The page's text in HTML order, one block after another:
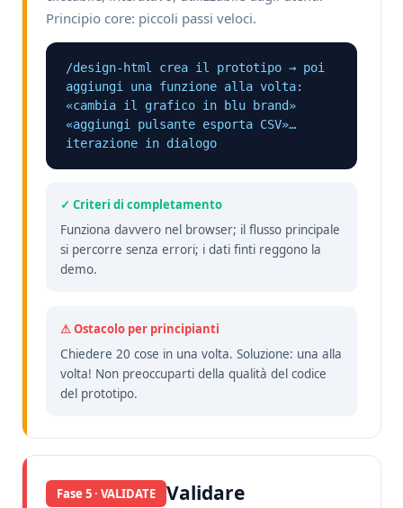
Principio core: piccoli passi veloci.
/design-html crea il prototipo → poi
aggiungi una funzione alla volta:
«cambia il grafico in blu brand»
«aggiungi pulsante esporta CSV»…
iterazione in dialogo
✓ Criteri di completamento
Funziona davvero nel browser; il flusso principale
si percorre senza errori; i dati finti reggono la
demo.
⚠ Ostacolo per principianti
Chiedere 20 cose in una volta. Soluzione: una alla
volta! Non preoccuparti della qualità del codice
del prototipo.
Fase 5 · VALIDATE Validare